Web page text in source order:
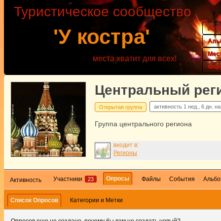
'У костра'
Туристическое сообщество
места хватит для всех!
Центральный
Открытая группа активность 1 нед., 6 дн.
Группа центрального региона
входит в:
Регионы
Активность Участники 23 Опросы Файлы События
Список Опросов Категории и Метки